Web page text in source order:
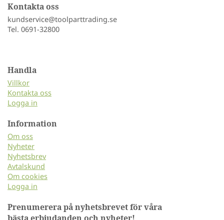
Kontakta oss
kundservice@toolparttrading.se
Tel. 0691-32800
Handla
Villkor
Kontakta oss
Logga in
Information
Om oss
Nyheter
Nyhetsbrev
Avtalskund
Om cookies
Logga in
Prenumerera på nyhetsbrevet för våra